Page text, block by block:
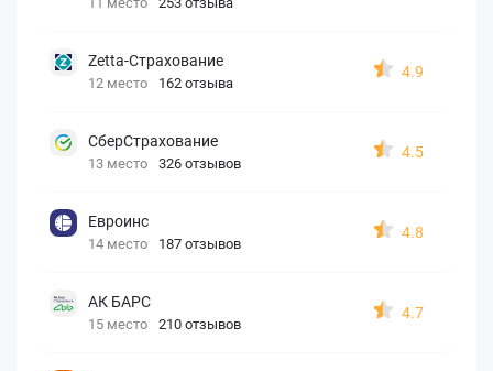
Zetta-Страхование
12 место 162 отзыва
4.9
СберСтрахование
13 место 326 отзывов
4.5
Евроинс
14 место 187 отзывов
4.8
АК БАРС
15 место 210 отзывов
4.7